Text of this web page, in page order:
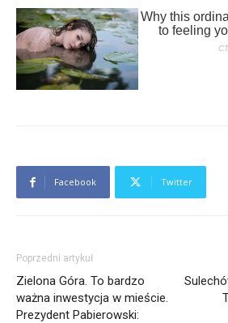
Facebook Twitter
Poprzedni artykuł
Zielona Góra. To bardzo
ważna inwestycja w mieście.
Prezydent Pabierowski: